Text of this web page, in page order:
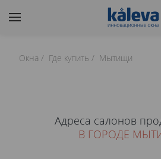
Окна Где купить Мытищи
Адреса салонов
В ГОРОДЕ